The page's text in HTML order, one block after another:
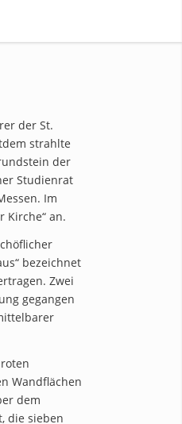
der St.
strahlte
der
Studienrat
Im
Kirche“ an.
bezeichnet
Zwei
gegangen
Wandflächen
dem
die sieben